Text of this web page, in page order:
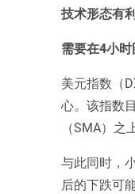
技术形态有
需要在4小
美元指数（
心。该指数
（SMA）之
与此同时，
后的下跌可